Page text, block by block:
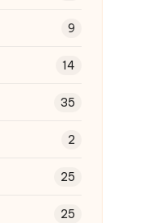
9
14
35
2
25
25